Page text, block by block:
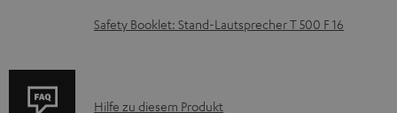
z
Safety Booklet: Stand-Lautsprecher T 500 F 16
P
Hilfe zu diesem Produkt